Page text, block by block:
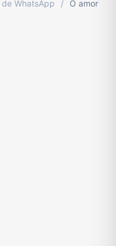
WhatsApp /
O amor